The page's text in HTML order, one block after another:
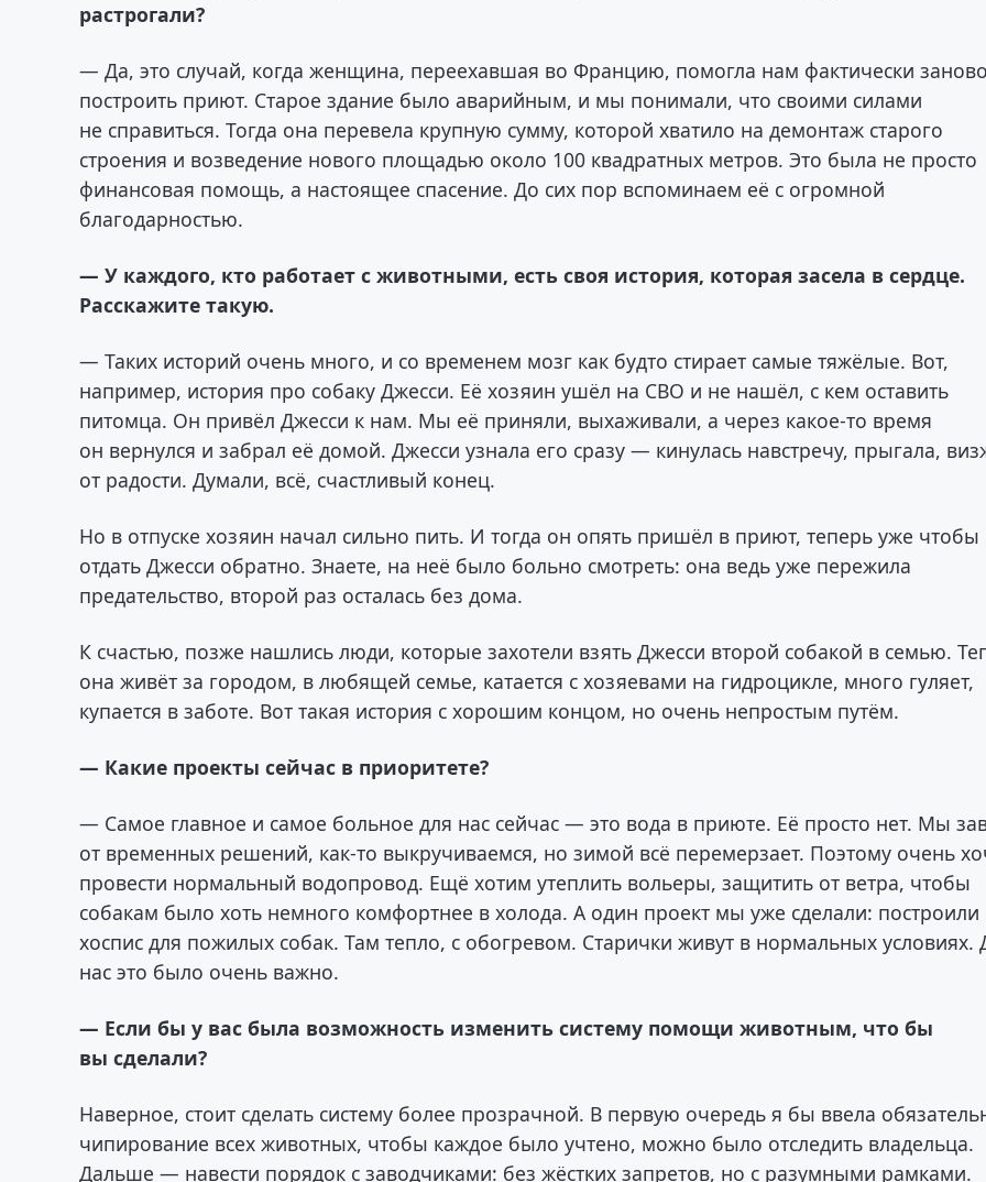
растрогали?
— Да, это случай, когда женщина, переехавшая во Францию, помогла нам фактически заново
построить приют. Старое здание было аварийным, и мы понимали, что своими силами
не справиться. Тогда она перевела крупную сумму, которой хватило на демонтаж старого
строения и возведение нового площадью около 100 квадратных метров. Это была не просто
финансовая помощь, а настоящее спасение. До сих пор вспоминаем её с огромной
благодарностью.
— У каждого, кто работает с животными, есть своя история, которая засела в сердце.
Расскажите такую.
— Таких историй очень много, и со временем мозг как будто стирает самые тяжёлые. Вот,
например, история про собаку Джесси. Её хозяин ушёл на СВО и не нашёл, с кем оставить
питомца. Он привёл Джесси к нам. Мы её приняли, выхаживали, а через какое-то время
он вернулся и забрал её домой. Джесси узнала его сразу — кинулась навстречу, прыгала,
от радости. Думали, всё, счастливый конец.
Но в отпуске хозяин начал сильно пить. И тогда он опять пришёл в приют, теперь уже чтобы
отдать Джесси обратно. Знаете, на неё было больно смотреть: она ведь уже пережила
предательство, второй раз осталась без дома.
К счастью, позже нашлись люди, которые захотели взять Джесси второй собакой в семью.
она живёт за городом, в любящей семье, катается с хозяевами на гидроцикле, много гуляет,
купается в заботе. Вот такая история с хорошим концом, но очень непростым путём.
— Какие проекты сейчас в приоритете?
— Самое главное и самое больное для нас сейчас — это вода в приюте. Её просто нет. Мы
от временных решений, как-то выкручиваемся, но зимой всё перемерзает. Поэтому очень
провести нормальный водопровод. Ещё хотим утеплить вольеры, защитить от ветра, чтобы
собакам было хоть немного комфортнее в холода. А один проект мы уже сделали: построили
хоспис для пожилых собак. Там тепло, с обогревом. Старички живут в нормальных условиях.
нас это было очень важно.
— Если бы у вас была возможность изменить систему помощи животным, что бы
вы сделали?
Наверное, стоит сделать систему более прозрачной. В первую очередь я бы ввела
чипирование всех животных, чтобы каждое было учтено, можно было отследить владельца.
Дальше — навести порядок с заводчиками: без жёстких запретов, но с разумными рамками.